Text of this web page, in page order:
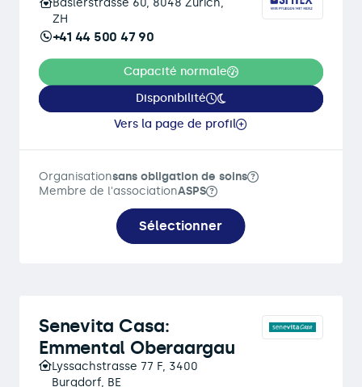
ZH
+41 44 500 47 90
Capacité normale
Disponibilité
Vers la page de profil
Organisationsans obligation de soins
Membre de l'associationASPS
Sélectionner
Senevita Casa:
Emmental Oberaargau
Lyssachstrasse 77 F, 3400
Burgdorf, BE